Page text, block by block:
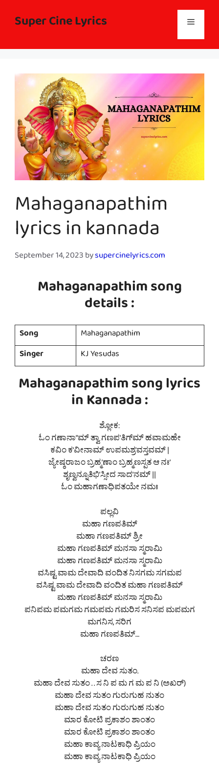
contentSuper Cine Lyrics Menu
Mahaganapathim
lyrics in kannada
September 14, 2023bysupercinelyrics.com
Mahaganapathim song
details :
Song
Mahaganapathim
Singer
KJ Yesudas
Mahaganapathim song lyrics
in Kannada :
ಶ್ಲೋಕ:
ಓಂ ಗಣಾನಾ”ಮ್ ತ್ವಾ ಗಣಪ’ತಿಗ್‍ಮ್ ಹವಾಮಹೇ
ಕವಿಂ ಕ’ವೀನಾಮ್ ಉಪಮಶ್ರ’ವಸ್ತವಮ್ |
ಜ್ಯೇಷ್ಠರಾಜಂ ಬ್ರಹ್ಮ’ಣಾಂ ಬ್ರಹ್ಮಣಸ್ಪತ ಆ ನಃ’
ಶೃಣ್ವನ್ನೂತಿಭಿ’ಸ್ಸೀದ ಸಾದ’ನಮ್ ||
ಓಂ ಮಹಾಗಣಾಧಿಪತಯೇ ನಮಃ
ಪಲ್ಲವಿ
ಮಹಾ ಗಣಪತಿಮ್
ಮಹಾ ಗಣಪತಿಮ್ ಶ್ರೀ
ಮಹಾ ಗಣಪತಿಮ್ ಮನಸಾ ಸ್ಮರಾಮಿ
ಮಹಾ ಗಣಪತಿಮ್ ಮನಸಾ ಸ್ಮರಾಮಿ
ವಸಿಷ್ಟ ವಾಮ ದೇವಾದಿ ವಂದಿತ ನಿಸಗಮ ಸಗಮಪ
ವಸಿಷ್ಟ ವಾಮ ದೇವಾದಿ ವಂದಿತ ಮಹಾ ಗಣಪತಿಮ್
ಮಹಾ ಗಣಪತಿಮ್ ಮನಸಾ ಸ್ಮರಾಮಿ
ಪನಿಪಮ ಪಮಗಮ ಗಮಪಮ ಗಮರಿಸ ಸನಿಸಪ ಮಪಮಗ
ಮಗನಿಸ, ಸರಿಗ
ಮಹಾ ಗಣಪತಿಮ್…
ಚರಣ
ಮಹಾ ದೇವ ಸುತಂ.
ಮಹಾ ದೇವ ಸುತಂ . . ಸ ನಿ ಪ ಮ ಗ ಮ ಪ ನಿ (ಅಖರ್)
ಮಹಾ ದೇವ ಸುತಂ ಗುರುಗುಹ ನುತಂ
ಮಹಾ ದೇವ ಸುತಂ ಗುರುಗುಹ ನುತಂ
ಮಾರ ಕೋಟಿ ಪ್ರಕಾಶಂ ಶಾಂತಂ
ಮಾರ ಕೋಟಿ ಪ್ರಕಾಶಂ ಶಾಂತಂ
ಮಹಾ ಕಾವ್ಯ ನಾಟಕಾಧಿ ಪ್ರಿಯಂ
ಮಹಾ ಕಾವ್ಯ ನಾಟಕಾಧಿ ಪ್ರಿಯಂ